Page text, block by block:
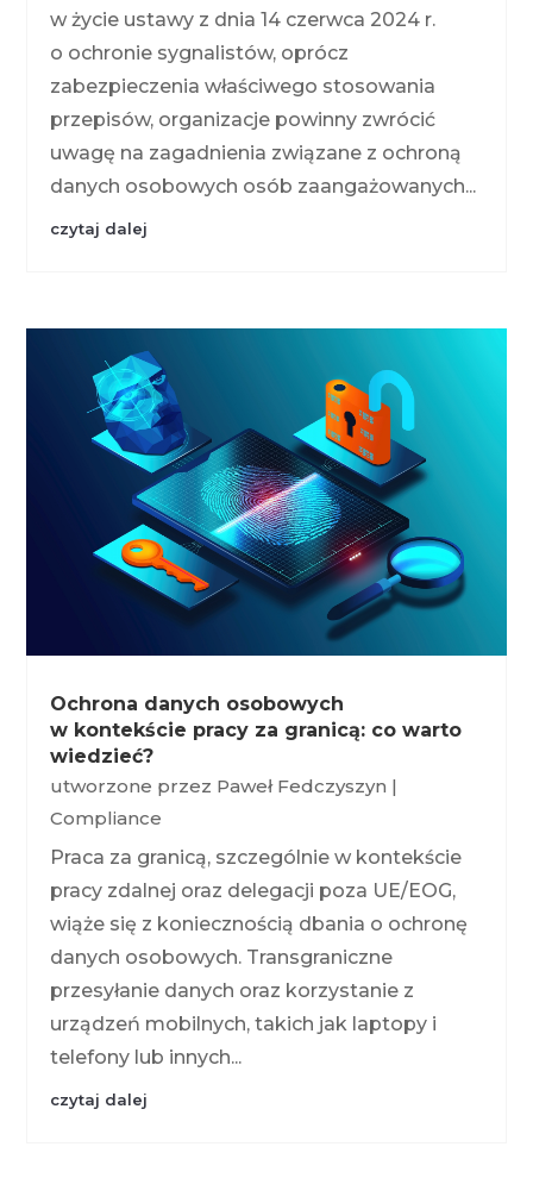
w życie ustawy z dnia 14 czerwca 2024 r.
o ochronie sygnalistów, oprócz
zabezpieczenia właściwego stosowania
przepisów, organizacje powinny zwrócić
uwagę na zagadnienia związane z ochroną
danych osobowych osób zaangażowanych...
czytaj dalej
Ochrona danych osobowych
w kontekście pracy za granicą: co warto
wiedzieć?
utworzone przez Paweł Fedczyszyn |
Compliance
Praca za granicą, szczególnie w kontekście
pracy zdalnej oraz delegacji poza UE/EOG,
wiąże się z koniecznością dbania o ochronę
danych osobowych. Transgraniczne
przesyłanie danych oraz korzystanie z
urządzeń mobilnych, takich jak laptopy i
telefony lub innych...
czytaj dalej